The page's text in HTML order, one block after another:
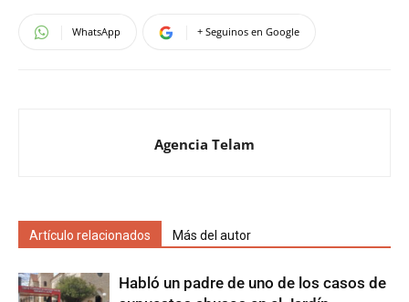
WhatsApp + Seguinos en Google
Agencia Telam
Artículo relacionados Más del autor
Habló un padre de uno de los casos de